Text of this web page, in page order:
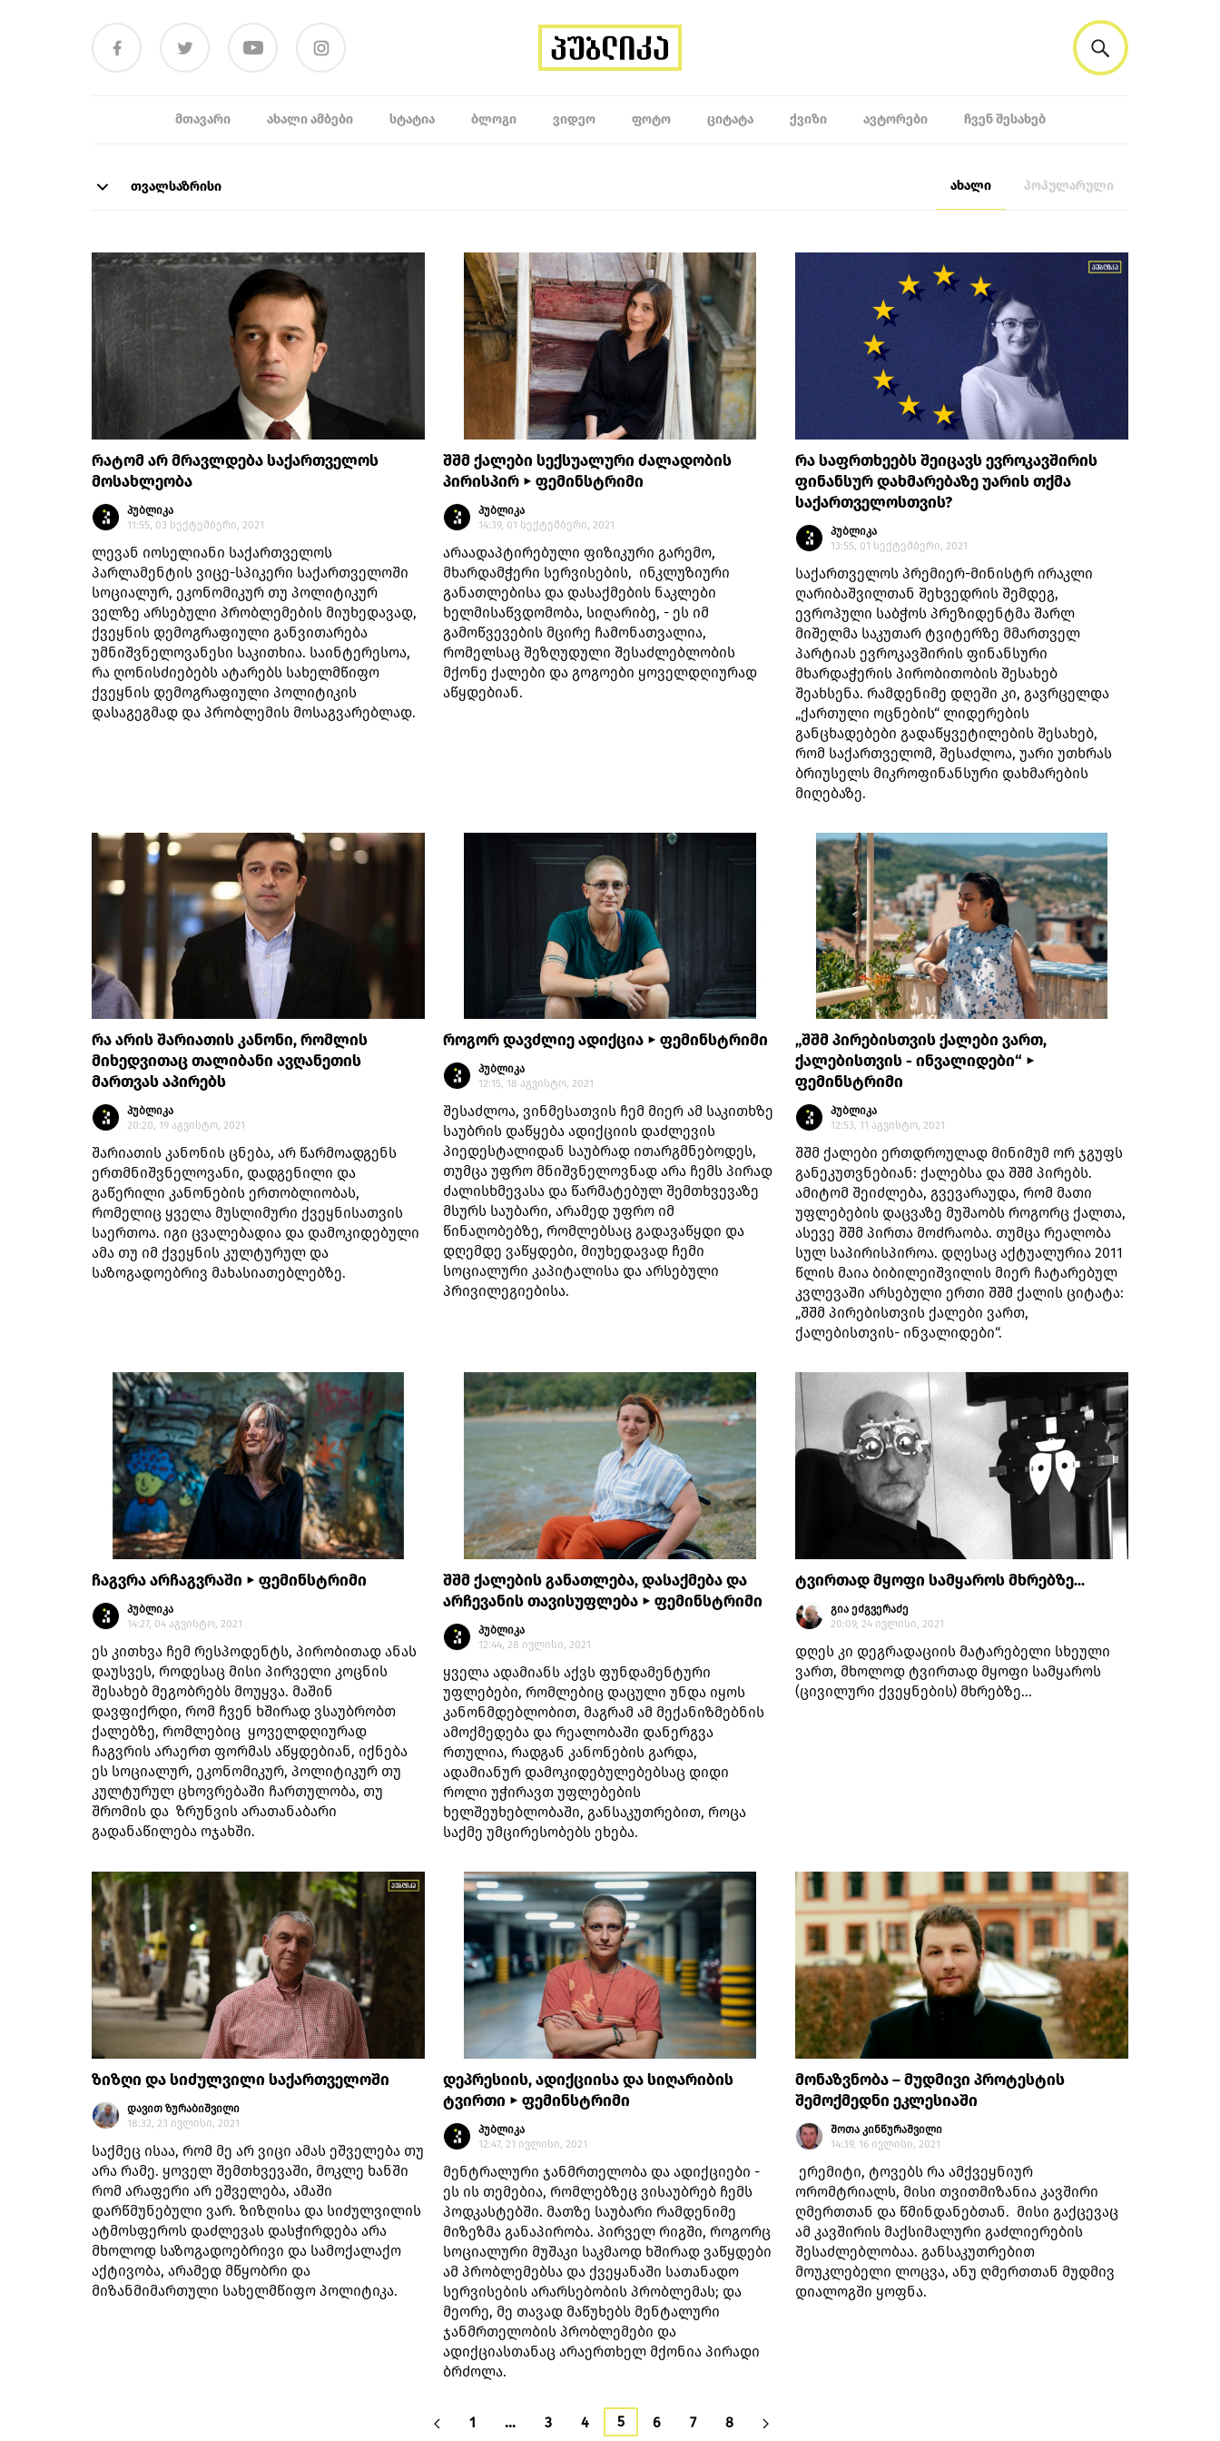
ᲛᲗᲐᲕᲐᲠᲘ ᲐᲮᲐᲚᲘ ᲐᲛᲑᲔᲑᲘ ᲡᲢᲐᲢᲘᲐ ᲑᲚᲝᲒᲘ ᲕᲘᲓᲔᲝ ᲤᲝᲢᲝ ᲪᲘᲢᲐᲢᲐ ᲥᲕᲘᲖᲘ ᲐᲕᲢᲝᲠᲔᲑᲘ ᲩᲕᲔᲜ ᲨᲔᲡᲐᲮᲔᲑ
თვალსაზრისი ახალი პოპულარული
რატომ არ მრავლდება საქართველოს
მოსახლეობა
პუბლიკა
11:55, 03 სექტემბერი, 2021
ლევან იოსელიანი საქართველოს
პარლამენტის ვიცე-სპიკერი საქართველოში
სოციალურ, ეკონომიკურ თუ პოლიტიკურ
ველზე არსებული პრობლემების მიუხედავად,
ქვეყნის დემოგრაფიული განვითარება
უმნიშვნელოვანესი საკითხია. საინტერესოა,
რა ღონისძიებებს ატარებს სახელმწიფო
ქვეყნის დემოგრაფიული პოლიტიკის
დასაგეგმად და პრობლემის მოსაგვარებლად.
შშმ ქალები სექსუალური ძალადობის
პირისპირ ► ფემინსტრიმი
პუბლიკა
14:39, 01 სექტემბერი, 2021
არაადაპტირებული ფიზიკური გარემო,
მხარდამჭერი სერვისების, ინკლუზიური
განათლებისა და დასაქმების ნაკლები
ხელმისაწვდომობა, სიღარიბე, - ეს იმ
გამოწვევების მცირე ჩამონათვალია,
რომელსაც შეზღუდული შესაძლებლობის
მქონე ქალები და გოგოები ყოველდღიურად
აწყდებიან.
რა საფრთხეებს შეიცავს ევროკავშირის
ფინანსურ დახმარებაზე უარის თქმა
საქართველოსთვის?
პუბლიკა
13:55, 01 სექტემბერი, 2021
საქართველოს პრემიერ-მინისტრ ირაკლი
ღარიბაშვილთან შეხვედრის შემდეგ,
ევროპული საბჭოს პრეზიდენტმა შარლ
მიშელმა საკუთარ ტვიტერზე მმართველ
პარტიას ევროკავშირის ფინანსური
მხარდაჭერის პირობითობის შესახებ
შეახსენა. რამდენიმე დღეში კი, გავრცელდა
„ქართული ოცნების“ ლიდერების
განცხადებები გადაწყვეტილების შესახებ,
რომ საქართველომ, შესაძლოა, უარი უთხრას
ბრიუსელს მიკროფინანსური დახმარების
მიღებაზე.
რა არის შარიათის კანონი, რომლის
მიხედვითაც თალიბანი ავღანეთის
მართვას აპირებს
პუბლიკა
20:20, 19 აგვისტო, 2021
შარიათის კანონის ცნება, არ წარმოადგენს
ერთმნიშვნელოვანი, დადგენილი და
გაწერილი კანონების ერთობლიობას,
რომელიც ყველა მუსლიმური ქვეყნისათვის
საერთოა. იგი ცვალებადია და დამოკიდებული
ამა თუ იმ ქვეყნის კულტურულ და
საზოგადოებრივ მახასიათებლებზე.
როგორ დავძლიე ადიქცია ► ფემინსტრიმი
პუბლიკა
12:15, 18 აგვისტო, 2021
შესაძლოა, ვინმესათვის ჩემ მიერ ამ საკითხზე
საუბრის დაწყება ადიქციის დაძლევის
პიედესტალიდან საუბრად ითარგმნებოდეს,
თუმცა უფრო მნიშვნელოვნად არა ჩემს პირად
ძალისხმევასა და წარმატებულ შემთხვევაზე
მსურს საუბარი, არამედ უფრო იმ
წინაღობებზე, რომლებსაც გადავაწყდი და
დღემდე ვაწყდები, მიუხედავად ჩემი
სოციალური კაპიტალისა და არსებული
პრივილეგიებისა.
„შშმ პირებისთვის ქალები ვართ,
ქალებისთვის - ინვალიდები“ ►
ფემინსტრიმი
პუბლიკა
12:53, 11 აგვისტო, 2021
შშმ ქალები ერთდროულად მინიმუმ ორ ჯგუფს
განეკუთვნებიან: ქალებსა და შშმ პირებს.
ამიტომ შეიძლება, გვევარაუდა, რომ მათი
უფლებების დაცვაზე მუშაობს როგორც ქალთა,
ასევე შშმ პირთა მოძრაობა. თუმცა რეალობა
სულ საპირისპიროა. დღესაც აქტუალურია 2011
წლის მაია ბიბილეიშვილის მიერ ჩატარებულ
კვლევაში არსებული ერთი შშმ ქალის ციტატა:
„შშმ პირებისთვის ქალები ვართ,
ქალებისთვის- ინვალიდები“.
ჩაგვრა არჩაგვრაში ► ფემინსტრიმი
პუბლიკა
14:27, 04 აგვისტო, 2021
ეს კითხვა ჩემ რესპოდენტს, პირობითად ანას
დაუსვეს, როდესაც მისი პირველი კოცნის
შესახებ მეგობრებს მოუყვა. მაშინ
დავფიქრდი, რომ ჩვენ ხშირად ვსაუბრობთ
ქალებზე, რომლებიც ყოველდღიურად
ჩაგვრის არაერთ ფორმას აწყდებიან, იქნება
ეს სოციალურ, ეკონომიკურ, პოლიტიკურ თუ
კულტურულ ცხოვრებაში ჩართულობა, თუ
შრომის და ზრუნვის არათანაბარი
გადანაწილება ოჯახში.
შშმ ქალების განათლება, დასაქმება და
არჩევანის თავისუფლება ► ფემინსტრიმი
პუბლიკა
12:44, 28 ივლისი, 2021
ყველა ადამიანს აქვს ფუნდამენტური
უფლებები, რომლებიც დაცული უნდა იყოს
კანონმდებლობით, მაგრამ ამ მექანიზმებნის
ამოქმედება და რეალობაში დანერგვა
რთულია, რადგან კანონების გარდა,
ადამიანურ დამოკიდებულებებსაც დიდი
როლი უჭირავთ უფლებების
ხელშეუხებლობაში, განსაკუთრებით, როცა
საქმე უმცირესობებს ეხება.
ტვირთად მყოფი სამყაროს მხრებზე...
გია ეძგვერაძე
20:09, 24 ივლისი, 2021
დღეს კი დეგრადაციის მატარებელი სხეული
ვართ, მხოლოდ ტვირთად მყოფი სამყაროს
(ცივილური ქვეყნების) მხრებზე...
ზიზღი და სიძულვილი საქართველოში
დავით ზურაბიშვილი
18:32, 23 ივლისი, 2021
საქმეც ისაა, რომ მე არ ვიცი ამას ეშველება თუ
არა რამე. ყოველ შემთხვევაში, მოკლე ხანში
რომ არაფერი არ ეშველება, ამაში
დარწმუნებული ვარ. ზიზღისა და სიძულვილის
ატმოსფეროს დაძლევას დასჭირდება არა
მხოლოდ საზოგადოებრივი და სამოქალაქო
აქტივობა, არამედ მწყობრი და
მიზანმიმართული სახელმწიფო პოლიტიკა.
დეპრესიის, ადიქციისა და სიღარიბის
ტვირთი ► ფემინსტრიმი
პუბლიკა
12:47, 21 ივლისი, 2021
მენტრალური ჯანმრთელობა და ადიქციები -
ეს ის თემებია, რომლებზეც ვისაუბრებ ჩემს
პოდკასტებში. მათზე საუბარი რამდენიმე
მიზეზმა განაპირობა. პირველ რიგში, როგორც
სოციალური მუშაკი საკმაოდ ხშირად ვაწყდები
ამ პრობლემებსა და ქვეყანაში სათანადო
სერვისების არარსებობის პრობლემას; და
მეორე, მე თავად მაწუხებს მენტალური
ჯანმრთელობის პრობლემები და
ადიქციასთანაც არაერთხელ მქონია პირადი
ბრძოლა.
მონაზვნობა – მუდმივი პროტესტის
შემოქმედნი ეკლესიაში
შოთა კინწურაშვილი
14:39, 16 ივლისი, 2021
ერემიტი, ტოვებს რა ამქვეყნიურ
ორომტრიალს, მისი თვითმიზანია კავშირი
ღმერთთან და წმინდანებთან. მისი გაქცევაც
ამ კავშირის მაქსიმალური გაძლიერების
შესაძლებლობაა. განსაკუთრებით
მოუკლებელი ლოცვა, ანუ ღმერთთან მუდმივ
დიალოგში ყოფნა.
1 … 3 4 5 6 7 8